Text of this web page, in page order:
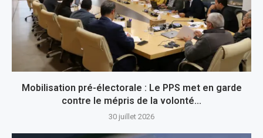
Mobilisation pré-électorale : Le PPS met en garde
contre le mépris de la volonté...
30 juillet 2026